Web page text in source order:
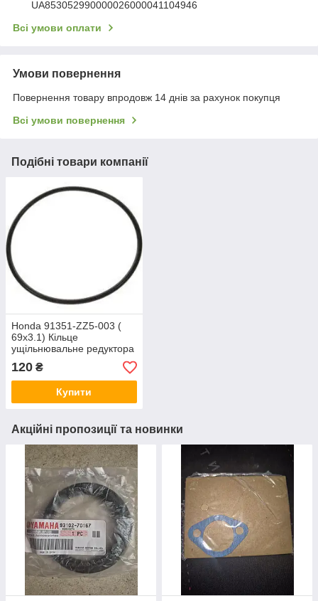
UA853052990000026000041104946
Всі умови оплати
Умови повернення
Повернення товару впродовж 14 днів за рахунок покупця
Всі умови повернення
Подібні товари компанії
Honda 91351-ZZ5-003 (
69x3.1) Кільце
ущільнювальне редуктора
для човнових моторів
Honda BF40D / Honda
BF50D
120 ₴
Купити
Акційні пропозиції та новинки